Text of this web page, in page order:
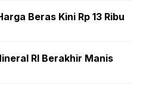
Beras Kini Rp 13 Ribu
RI Berakhir Manis